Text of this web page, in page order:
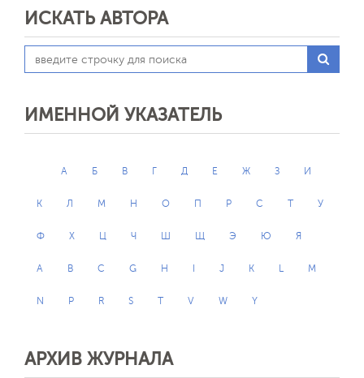
ИСКАТЬ АВТОРА
ИМЕННОЙ УКАЗАТЕЛЬ
А Б В Г Д Е Ж З И
К Л М Н О П Р С Т У
Ф Х Ц Ч Ш Щ Э Ю Я
A B C G H J K L M
N P R S T V W Y
АРХИВ ЖУРНАЛА